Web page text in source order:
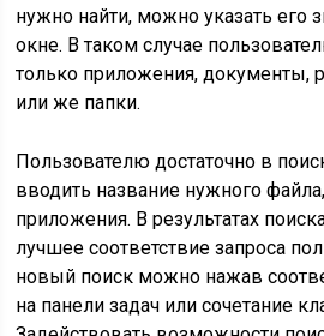
нужно найти, можно указать его
окне. В таком случае
только приложения, документы,
или же папки.
Пользователю достаточно в
вводить название нужного
приложения. В результатах
лучшее соответствие запроса
новый поиск можно нажав
на панели задач или сочетание